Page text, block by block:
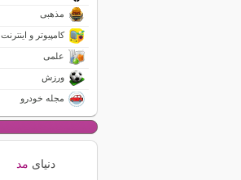
مذهبی
کامپیوتر و اینترنت
علمی
ورزش
مجله خودرو
دنیای مد